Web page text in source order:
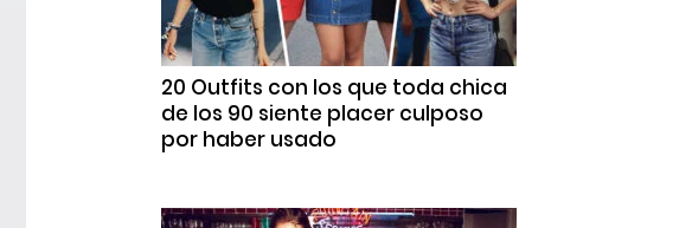
20 Outfits con los que toda chica
de los 90 siente placer culposo
por haber usado